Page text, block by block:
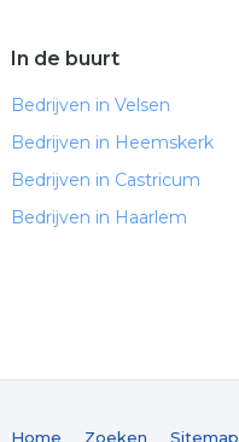
In de buurt
Bedrijven in Velsen
Bedrijven in Heemskerk
Bedrijven in Castricum
Bedrijven in Haarlem
Home Zoeken Sitemap